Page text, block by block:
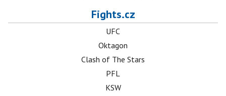
Fights.cz
UFC
Oktagon
Clash of The Stars
PFL
KSW